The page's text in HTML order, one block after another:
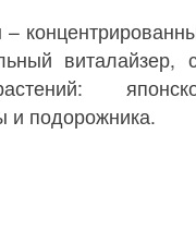
виталайзер,
и подорожника.